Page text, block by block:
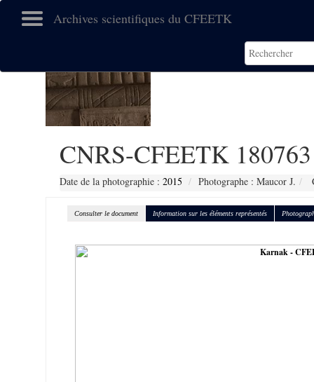
Archives scientifiques du CFEETK
CNRS-CFEETK 180763
Date de la photographie : 2015 Photographe : Maucor J.
Consulter le document Information sur les éléments représentés